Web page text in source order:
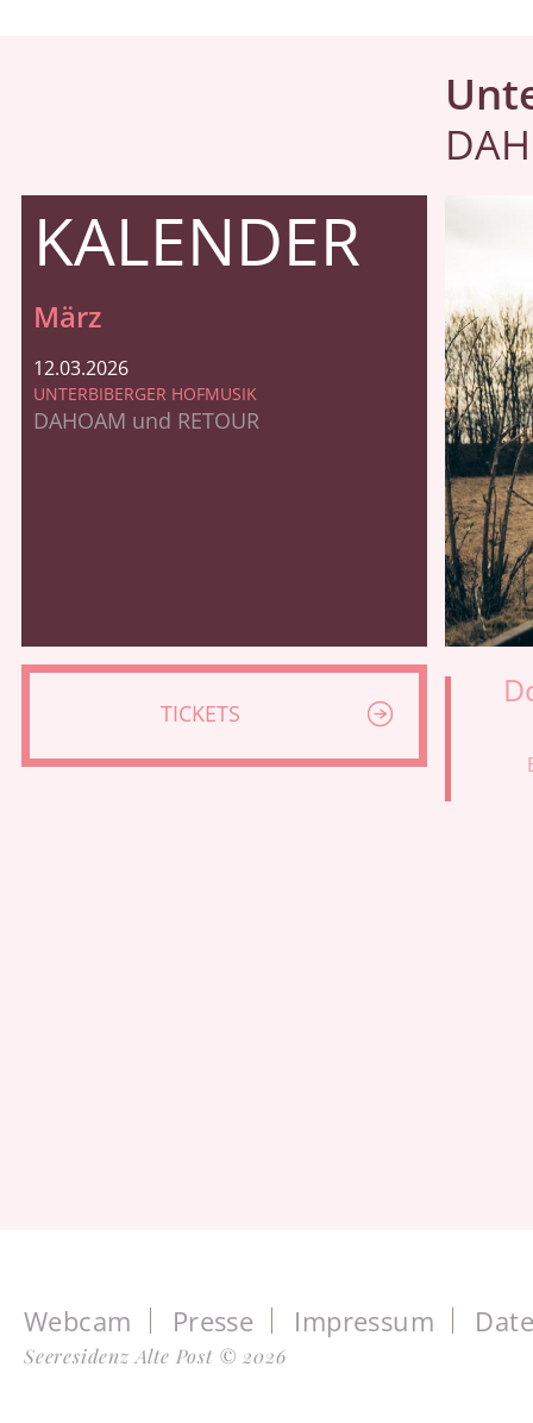
KALENDER
März
12.03.2026
UNTERBIBERGER HOFMUSIK
DAHOAM und RETOUR
TICKETS
Webcam Presse Impressum
Seeresidenz Alte Post © 2026